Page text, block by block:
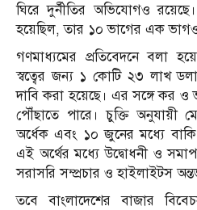
ঘিরে দুর্নীতির অভিযোগও
হয়েছিল, তার ১০ ভাগের এক
গণমাধ্যমের প্রতিবেদনে বলা
স্বত্বের জন্য ১ কোটি ২৩ লাখ
দাবি করা হয়েছে। এর সঙ্গে কর
পৌঁছাতে পারে। চুক্তি অনুযায়ী
অর্ধেক এবং ১০ জুনের মধ্যে
এই অর্থের মধ্যে উদ্বোধনী ও
সরাসরি সম্প্রচার ও হাইলাইটস
তবে বাংলাদেশের বাজার